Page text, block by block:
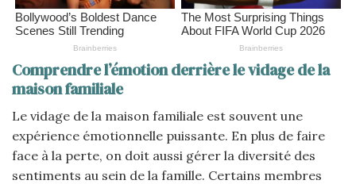
Comprendre l’émotion derrière le vidage de la
maison familiale
Le vidage de la maison familiale est souvent une
expérience émotionnelle puissante. En plus de faire
face à la perte, on doit aussi gérer la diversité des
sentiments au sein de la famille. Certains membres